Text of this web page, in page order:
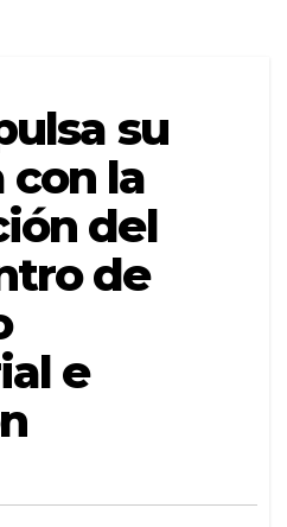
su
con la
del
de
e